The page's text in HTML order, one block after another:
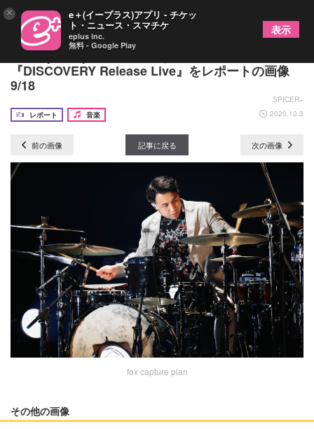
fox capture plan、ホールならではの演出で魅せた
『DISCOVERY Release Live』をレポートの画像
9/18
SPICER+
レポート
音楽 2020.12.3
前の画像 記事に戻る 次の画像
fox capture plan
その他の画像
× e＋(イープラス)アプリ - チケッ
ト・ニュース・スマチケ
eplus inc.
無料 - Google Play
表示